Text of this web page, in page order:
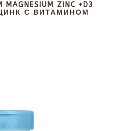
MAGNESIUM ZINC +D3
С ВИТАМИНОМ